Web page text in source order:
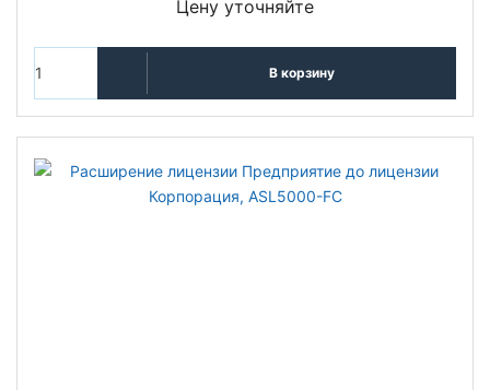
Цену уточняйте
В корзину